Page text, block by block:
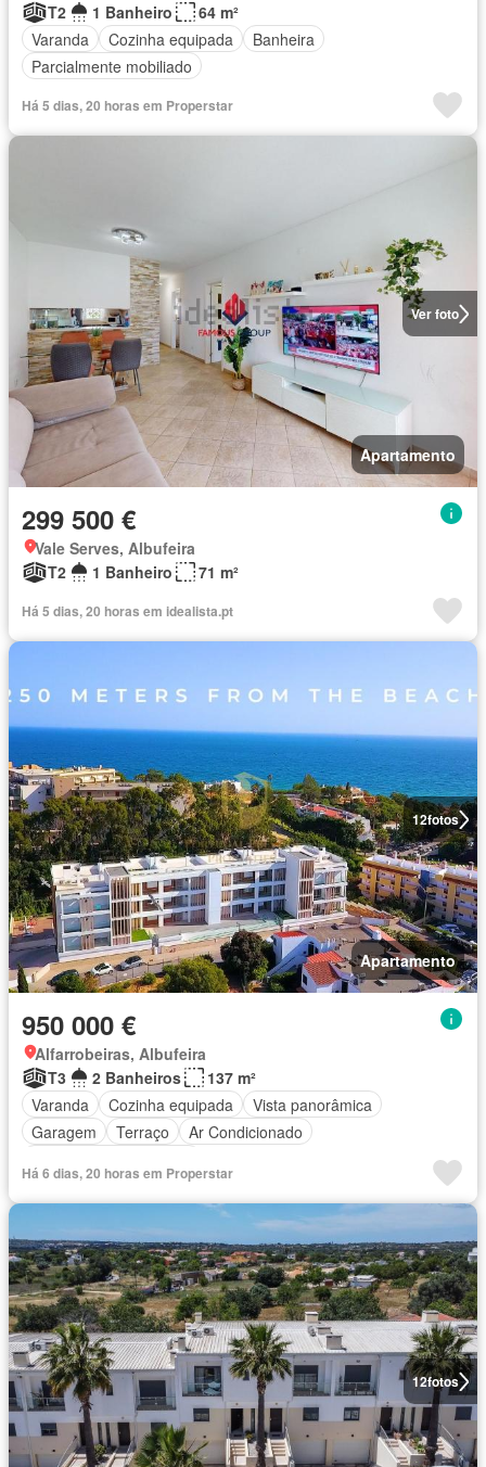
T2
1 Banheiro
64 m²
Varanda
Cozinha equipada
Banheira
Parcialmente mobiliado
Há 5 dias, 20 horas em Properstar
Ver foto
Apartamento
299 500 €
Vale Serves, Albufeira
T2
1 Banheiro 71 m²
Há 5 dias, 20 horas em idealista.pt
12fotos
Apartamento
950 000 €
Alfarrobeiras, Albufeira
T3
2 Banheiros
137 m²
Varanda
Cozinha equipada
Vista panorâmica
Garagem
Terraço
Ar Condicionado
Há 6 dias, 20 horas em Properstar
12fotos